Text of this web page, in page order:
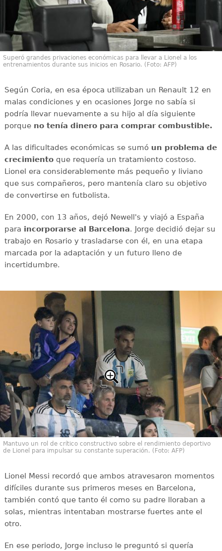
Superó grandes privaciones económicas para llevar a Lionel a los
entrenamientos durante sus inicios en Rosario. (Foto: AFP)
Según Coria, en esa época utilizaban un Renault 12 en
malas condiciones y en ocasiones Jorge no sabía si
podría llevar nuevamente a su hijo al día siguiente
porque no tenía dinero para comprar combustible.
A las dificultades económicas se sumó un problema de
crecimientoque requería un tratamiento costoso.
Lionel era considerablemente más pequeño y liviano
que sus compañeros, pero mantenía claro su objetivo
de convertirse en futbolista.
En 2000, con 13 años, dejó Newell's y viajó a España
para incorporarse al Barcelona. Jorge decidió dejar su
trabajo en Rosario y trasladarse con él, en una etapa
marcada por la adaptación y un futuro lleno de
incertidumbre.
Mantuvo un rol de crítico constructivo sobre el rendimiento deportivo
de Lionel para impulsar su constante superación. (Foto: AFP)
Lionel Messi recordó que ambos atravesaron momentos
difíciles durante sus primeros meses en Barcelona,
también contó que tanto él como su padre lloraban a
solas, mientras intentaban mostrarse fuertes ante el
otro.
En ese periodo, Jorge incluso le preguntó si quería